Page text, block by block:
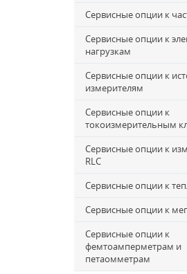
Сервисные опции к
Сервисные опции к
нагрузкам
Сервисные опции к
измерителям
Сервисные опции к
токоизмерительным
Сервисные опции к
RLC
Сервисные опции к
Сервисные опции к
Сервисные опции к
фемтоамперметрам и
петаомметрам